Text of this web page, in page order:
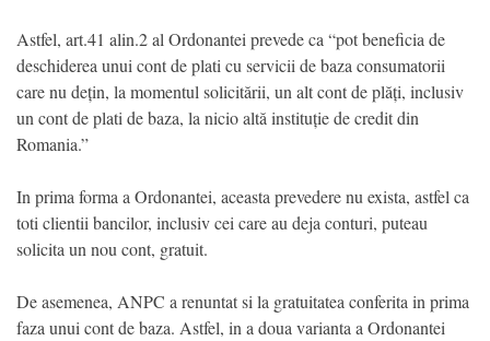
Astfel, art.41 alin.2 al Ordonantei prevede ca “pot beneficia de
deschiderea unui cont de plati cu servicii de baza consumatorii
care nu dețin, la momentul solicitării, un alt cont de plăți, inclusiv
un cont de plati de baza, la nicio altă instituție de credit din
Romania.”
In prima forma a Ordonantei, aceasta prevedere nu exista, astfel ca
toti clientii bancilor, inclusiv cei care au deja conturi, puteau
solicita un nou cont, gratuit.
De asemenea, ANPC a renuntat si la gratuitatea conferita in prima
faza unui cont de baza. Astfel, in a doua varianta a Ordonantei